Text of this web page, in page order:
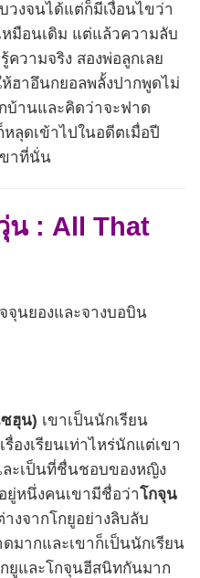
วงจนได้แต่ก็มีเงื่อนไขว่า
หมือนเดิม แต่แล้วความลับ
วามจริง สองพ่อลูกเลย
ฮาอึนกยอลพลั้งปากพูดไม่
บ้านและคิดว่าจะฟาด
หลุดเข้าไปในอดีตเมื่อปี
ขาที่นั่น
น : All That
จุนยองและจางบอบิน
ซฮุน) เขาเป็นนักเรียน
องเรียนเท่าไหร่นักแต่เขา
ะเป็นที่ชื่นชอบของหญิง
ยู่หนึ่งคนเขามีชื่อว่า โกจุน
งจากโกยูอย่างลิบลับ
มากและเขาก็เป็นนักเรียน
ยูและโกจุนฮีสนิทกันมาก